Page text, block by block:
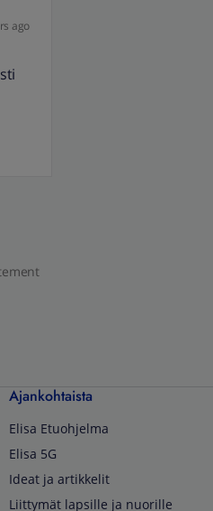
ago
Ajankohtaista
Elisa Etuohjelma
Elisa 5G
Ideat ja artikkelit
Liittymät lapsille ja nuorille